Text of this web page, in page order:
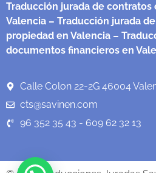
Traducción jurada de contratos
Valencia – Traducción jurada
propiedad en Valencia –
documentos financieros en
Calle Colon 22-2G 46004
cts@savinen.com
96 352 35 43 - 609 62 32 13